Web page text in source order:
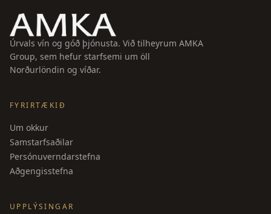
Úrvals vín og góð þjónusta. Við tilheyrum AMKA
Group, sem hefur starfsemi um öll
Norðurlöndin og víðar.
FYRIRTÆKIÐ
Um okkur
Samstarfsaðilar
Persónuverndarstefna
Aðgengisstefna
UPPLÝSINGAR